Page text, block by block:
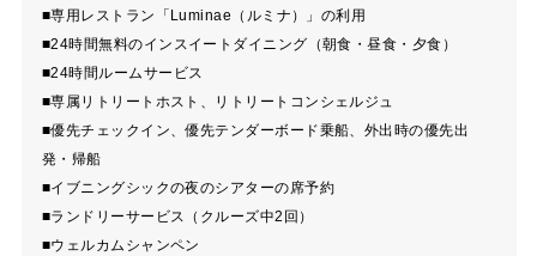
■専用レストラン「Luminae（ルミナ）」の利用
■24時間無料のインスイートダイニング（朝食・昼食・夕食）
■24時間ルームサービス
■専属リトリートホスト、リトリートコンシェルジュ
■優先チェックイン、優先テンダーボード乗船、外出時の優先出
発・帰船
■イブニングシックの夜のシアターの席予約
■ランドリーサービス（クルーズ中2回）
■ウェルカムシャンペン